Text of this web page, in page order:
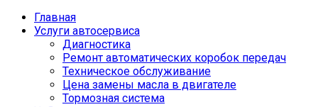
Главная
Услуги автосервиса
Диагностика
Ремонт автоматических коробок передач
Техническое обслуживание
Цена замены масла в двигателе
Тормозная система